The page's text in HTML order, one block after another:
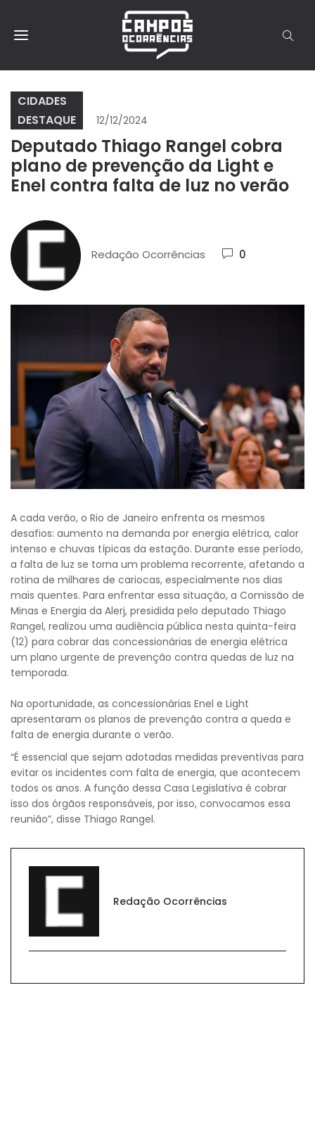
CIDADES
DESTAQUE
12/12/2024
Deputado Thiago Rangel cobra
plano de prevenção da Light e
Enel contra falta de luz no verão
Redação Ocorrências 0
A cada verão, o Rio de Janeiro enfrenta os mesmos
desafios: aumento na demanda por energia elétrica, calor
intenso e chuvas típicas da estação. Durante esse período,
a falta de luz se torna um problema recorrente, afetando a
rotina de milhares de cariocas, especialmente nos dias
mais quentes. Para enfrentar essa situação, a Comissão de
Minas e Energia da Alerj, presidida pelo deputado Thiago
Rangel, realizou uma audiência pública nesta quinta-feira
(12) para cobrar das concessionárias de energia elétrica
um plano urgente de prevenção contra quedas de luz na
temporada.
Na oportunidade, as concessionárias Enel e Light
apresentaram os planos de prevenção contra a queda e
falta de energia durante o verão.
“É essencial que sejam adotadas medidas preventivas para
evitar os incidentes com falta de energia, que acontecem
todos os anos. A função dessa Casa Legislativa é cobrar
isso dos órgãos responsáveis, por isso, convocamos essa
reunião”, disse Thiago Rangel.
Redação Ocorrências